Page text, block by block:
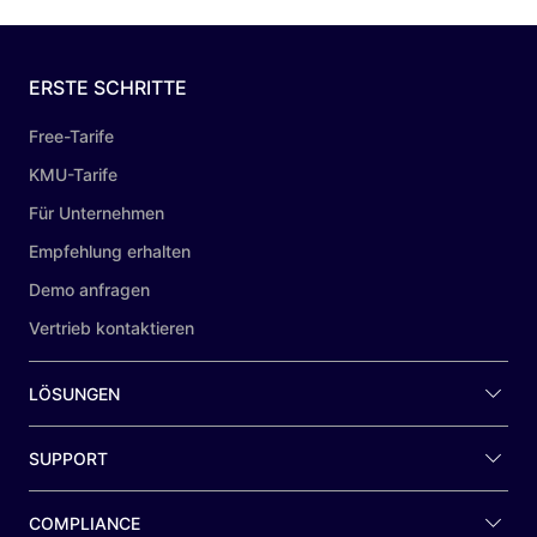
ERSTE SCHRITTE
Free-Tarife
KMU-Tarife
Für Unternehmen
Empfehlung erhalten
Demo anfragen
Vertrieb kontaktieren
LÖSUNGEN
SUPPORT
COMPLIANCE